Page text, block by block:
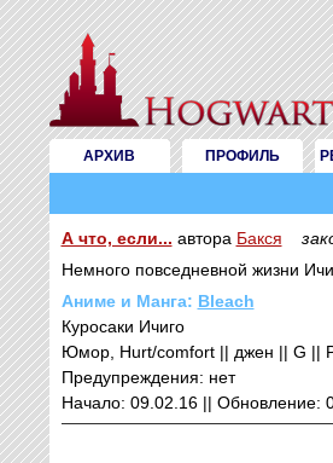
АРХИВ ПРОФИЛЬ
А что, если... автора Бакся
Немного повседневной жизни
Аниме и Манга: Bleach
Куросаки Ичиго
Юмор, Hurt/comfort || джен || G ||
Предупреждения: нет
Начало: 09.02.16 || Обновление: